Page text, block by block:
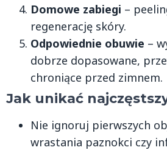
Domowe zabiegi –
regenerację skóry.
Odpowiednie obuwie –
dobrze dopasowane,
chroniące przed zimnem.
Jak unikać
Nie ignoruj pierwszych
wrastania paznokci czy